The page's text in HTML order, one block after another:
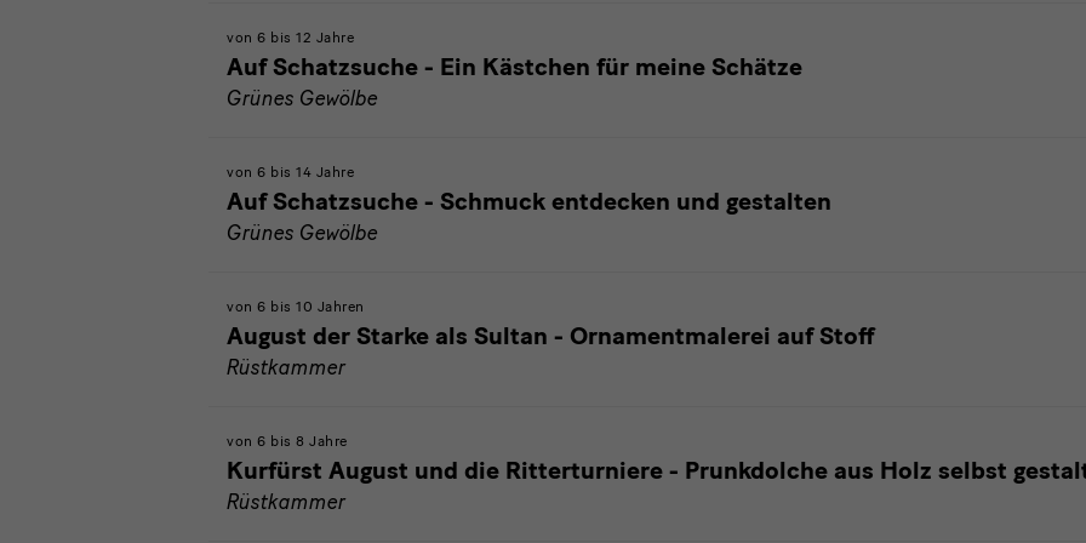
von 6 bis 12 Jahre
Auf Schatzsuche - Ein Kästchen für meine Schätze
Grünes Gewölbe
von 6 bis 14 Jahre
Auf Schatzsuche - Schmuck entdecken und gestalten
Grünes Gewölbe
von 6 bis 10 Jahren
August der Starke als Sultan - Ornamentmalerei auf Stoff
Rüstkammer
von 6 bis 8 Jahre
Kurfürst August und die Ritterturniere - Prunkdolche aus Holz selbst
Rüstkammer